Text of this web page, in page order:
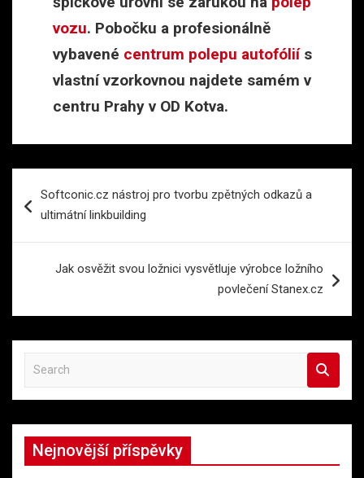
vozu. Pobočku a profesionálně
vybavené centrum polepu autofóliís
vlastní vzorkovnou najdete samém v
centru Prahy v OD Kotva.
proSoftconic.cz nástroj pro tvorbu zpětných odkazů a
ultimátní linkbuilding
Jak osvěžit svou ložnici vysvětluje výrobce ložního
povlečení Stanex.cz
a
r
h
Nejnovější příspěvky